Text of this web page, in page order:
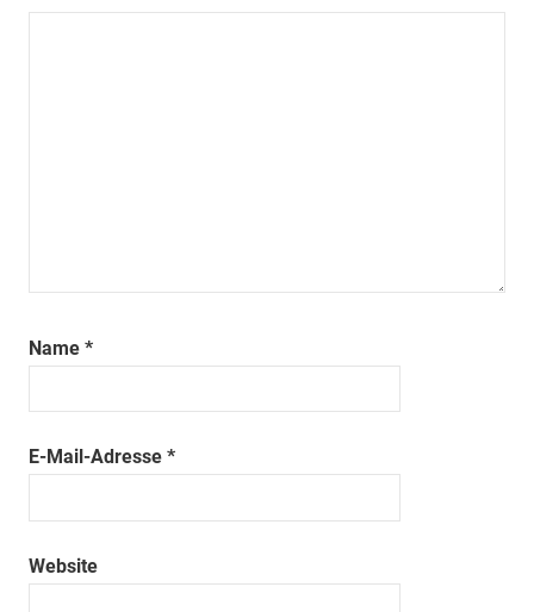
Name *
E-Mail-Adresse *
Website